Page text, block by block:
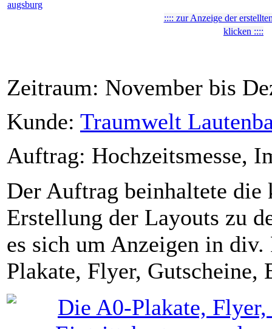
:::: zur Anzeige der
klicken ::::
Zeitraum: November bis
Kunde: Traumwelt
Auftrag: Hochzeitsmesse,
Der Auftrag beinhaltete
Erstellung der Layouts zu
es sich um Anzeigen in
Plakate, Flyer,